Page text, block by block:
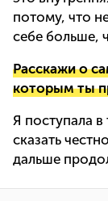
потому, что
себе больше,
Расскажи о
которым ты
Я поступала
сказать
дальше